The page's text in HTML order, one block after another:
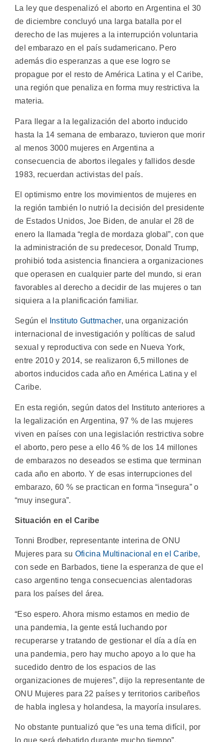
La ley que despenalizó el aborto en Argentina el 30
de diciembre concluyó una larga batalla por el
derecho de las mujeres a la interrupción voluntaria
del embarazo en el país sudamericano. Pero
además dio esperanzas a que ese logro se
propague por el resto de América Latina y el Caribe,
una región que penaliza en forma muy restrictiva la
materia.
Para llegar a la legalización del aborto inducido
hasta la 14 semana de embarazo, tuvieron que morir
al menos 3000 mujeres en Argentina a
consecuencia de abortos ilegales y fallidos desde
1983, recuerdan activistas del país.
El optimismo entre los movimientos de mujeres en
la región también lo nutrió la decisión del presidente
de Estados Unidos, Joe Biden, de anular el 28 de
enero la llamada “regla de mordaza global”, con que
la administración de su predecesor, Donald Trump,
prohibió toda asistencia financiera a organizaciones
que operasen en cualquier parte del mundo, si eran
favorables al derecho a decidir de las mujeres o tan
siquiera a la planificación familiar.
Según el Instituto Guttmacher, una organización
internacional de investigación y políticas de salud
sexual y reproductiva con sede en Nueva York,
entre 2010 y 2014, se realizaron 6,5 millones de
abortos inducidos cada año en América Latina y el
Caribe.
En esta región, según datos del Instituto anteriores a
la legalización en Argentina, 97 % de las mujeres
viven en países con una legislación restrictiva sobre
el aborto, pero pese a ello 46 % de los 14 millones
de embarazos no deseados se estima que terminan
cada año en aborto. Y de esas interrupciones del
embarazo, 60 % se practican en forma “insegura” o
“muy insegura”.
Situación en el Caribe
Tonni Brodber, representante interina de ONU
Mujeres para su Oficina Multinacional en el Caribe,
con sede en Barbados, tiene la esperanza de que el
caso argentino tenga consecuencias alentadoras
para los países del área.
“Eso espero. Ahora mismo estamos en medio de
una pandemia, la gente está luchando por
recuperarse y tratando de gestionar el día a día en
una pandemia, pero hay mucho apoyo a lo que ha
sucedido dentro de los espacios de las
organizaciones de mujeres”, dijo la representante de
ONU Mujeres para 22 países y territorios caribeños
de habla inglesa y holandesa, la mayoría insulares.
No obstante puntualizó que “es una tema difícil, por